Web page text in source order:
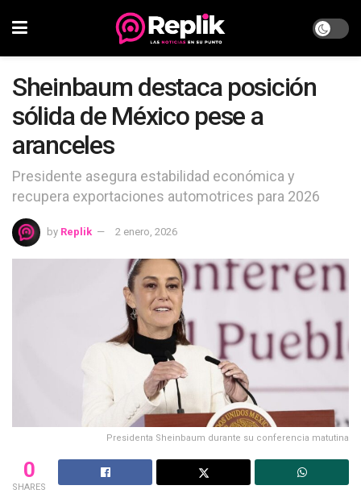
Sheinbaum destaca posición
sólida de México pese a
aranceles
Presidente asegura estabilidad económica y
recupera exportaciones automotrices para 2026
by Replik 2 enero, 2026
Presidenta Sheinbaum durante su conferencia matutina
0
SHARES